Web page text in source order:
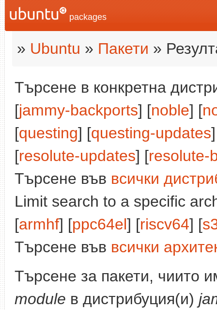
packages
» Ubuntu » Пакети »
Търсене в конкретна
[jammy-backports] [noble] [
[questing] [questing-updates
[resolute-updates] [resolute-
Търсене във всички
Limit search to a specific
[armhf] [ppc64el] [riscv64] [
Търсене във всички
Търсене за пакети, чиито
module в дистрибуция(и)